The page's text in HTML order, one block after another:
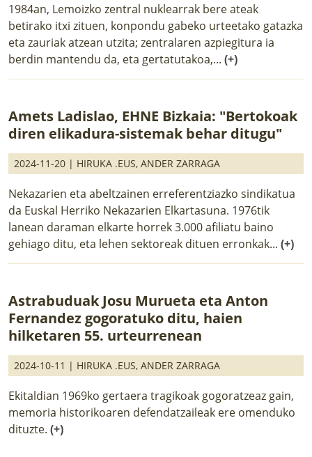
1984an, Lemoizko zentral nuklearrak bere ateak
betirako itxi zituen, konpondu gabeko urteetako gatazka
eta zauriak atzean utzita; zentralaren azpiegitura ia
berdin mantendu da, eta gertatutakoa,... (+)
Amets Ladislao, EHNE Bizkaia: "Bertokoak
diren elikadura-sistemak behar ditugu"
2024-11-20 | HIRUKA .EUS, ANDER ZARRAGA
Nekazarien eta abeltzainen erreferentziazko sindikatua
da Euskal Herriko Nekazarien Elkartasuna. 1976tik
lanean daraman elkarte horrek 3.000 afiliatu baino
gehiago ditu, eta lehen sektoreak dituen erronkak... (+)
Astrabuduak Josu Murueta eta Anton
Fernandez gogoratuko ditu, haien
hilketaren 55. urteurrenean
2024-10-11 | HIRUKA .EUS, ANDER ZARRAGA
Ekitaldian 1969ko gertaera tragikoak gogoratzeaz gain,
memoria historikoaren defendatzaileak ere omenduko
dituzte. (+)